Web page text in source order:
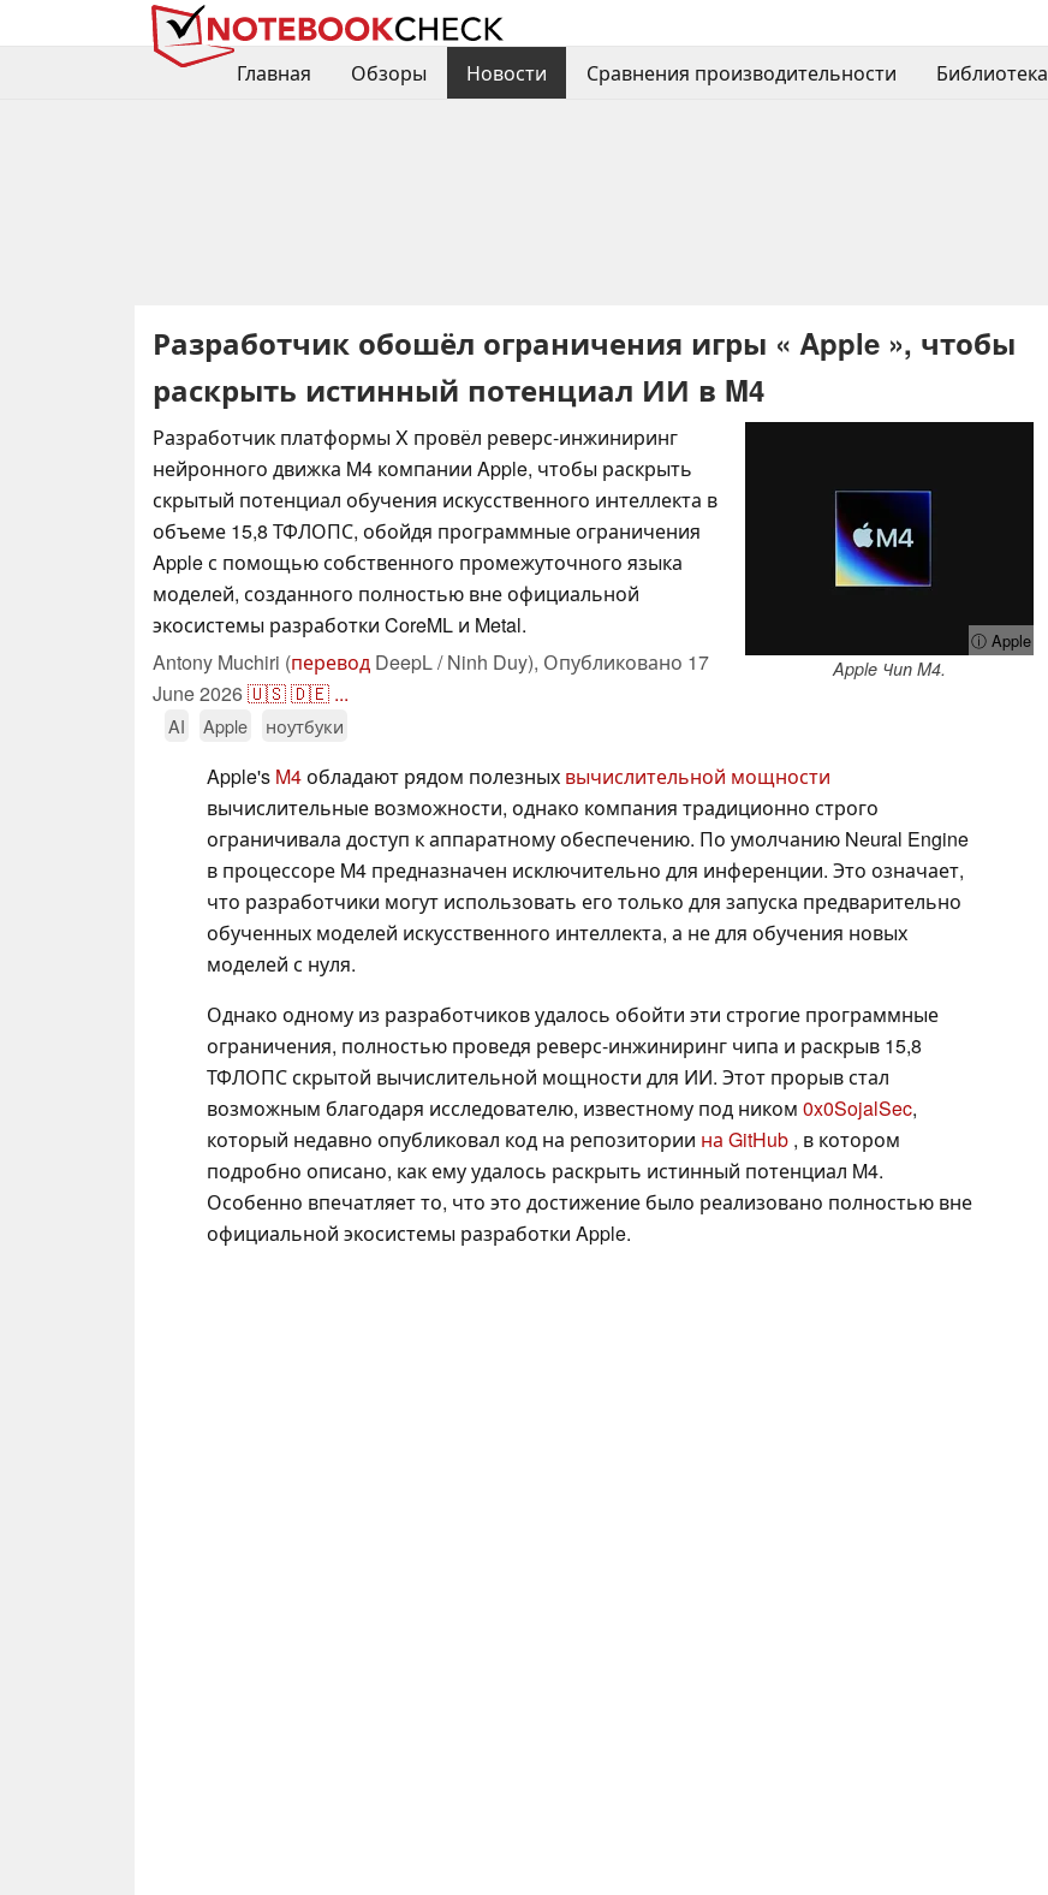
Главная
Обзоры Новости Сравнения производительности Библиотека
Разработчик обошёл ограничения игры « Apple », чтобы
раскрыть истинный потенциал ИИ в M4
ⓘ Apple
Apple Чип M4.
Разработчик платформы X провёл реверс-инжиниринг
нейронного движка M4 компании Apple, чтобы раскрыть
скрытый потенциал обучения искусственного интеллекта в
объеме 15,8 ТФЛОПС, обойдя программные ограничения
Apple с помощью собственного промежуточного языка
моделей, созданного полностью вне официальной
экосистемы разработки CoreML и Metal.
Antony Muchiri (перевод DeepL / Ninh Duy), Опубликовано 17
June 2026🇺🇸🇩🇪 ...
AI Apple ноутбуки
Apple's M4обладают рядом полезных вычислительной мощности
вычислительные возможности, однако компания традиционно строго
ограничивала доступ к аппаратному обеспечению. По умолчанию Neural Engine
в процессоре M4 предназначен исключительно для инференции. Это означает,
что разработчики могут использовать его только для запуска предварительно
обученных моделей искусственного интеллекта, а не для обучения новых
моделей с нуля.
Однако одному из разработчиков удалось обойти эти строгие программные
ограничения, полностью проведя реверс-инжиниринг чипа и раскрыв 15,8
ТФЛОПС скрытой вычислительной мощности для ИИ. Этот прорыв стал
возможным благодаря исследователю, известному под ником 0x0SojalSec,
который недавно опубликовал код на репозитории на GitHub , в котором
подробно описано, как ему удалось раскрыть истинный потенциал M4.
Особенно впечатляет то, что это достижение было реализовано полностью вне
официальной экосистемы разработки Apple.